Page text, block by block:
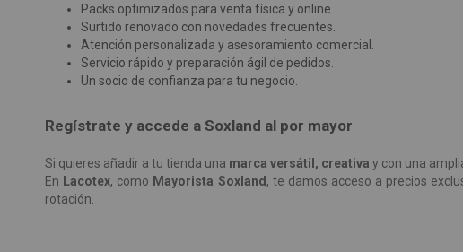
Packs optimizados para venta física y online.
Surtido renovado con novedades frecuentes.
Atención personalizada y asesoramiento comercial.
Servicio rápido y preparación ágil de pedidos.
Un socio de confianza para tu negocio.
Regístrate y accede a Soxland al por mayor
Si quieres añadir a tu tienda una marca versátil, creativa y con una
En Lacotex, como Mayorista Soxland , te damos acceso a precios
rotación.